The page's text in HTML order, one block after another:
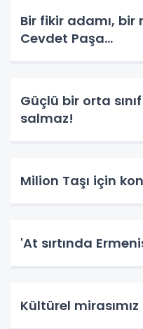
Bir fikir adamı,
Cevdet Paşa...
Güçlü bir orta
salmaz!
Milion Taşı için
'At sırtında
Kültürel